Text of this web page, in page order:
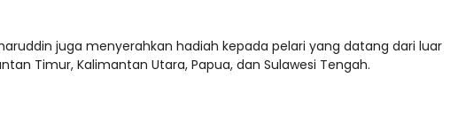
juga menyerahkan hadiah kepada pelari yang datang dari luar
Timur, Kalimantan Utara, Papua, dan Sulawesi Tengah.